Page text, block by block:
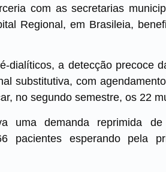
com as secretarias
Regional, em Brasileia,
dialíticos, a detecção precoce
substitutiva, com
no segundo semestre, os 22
uma demanda reprimida de
pacientes esperando pela